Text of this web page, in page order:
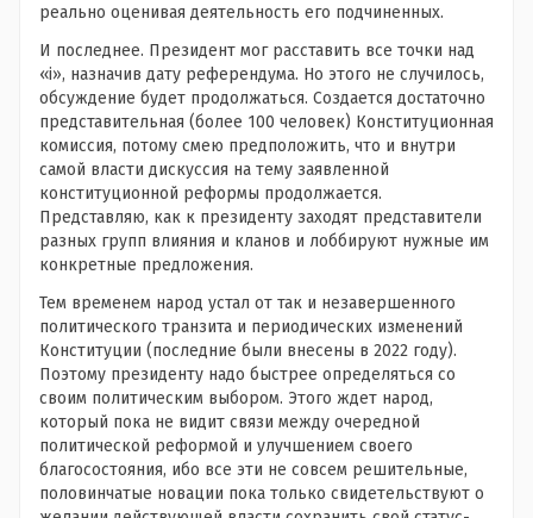
реально оценивая деятельность его подчиненных.
И последнее. Президент мог расставить все точки над
«i», назначив дату референдума. Но этого не случилось,
обсуждение будет продолжаться. Создается достаточно
представительная (более 100 человек) Конституционная
комиссия, потому смею предположить, что и внутри
самой власти дискуссия на тему заявленной
конституционной реформы продолжается.
Представляю, как к президенту заходят представители
разных групп влияния и кланов и лоббируют нужные им
конкретные предложения.
Тем временем народ устал от так и незавершенного
политического транзита и периодических изменений
Конституции (последние были внесены в 2022 году).
Поэтому президенту надо быстрее определяться со
своим политическим выбором. Этого ждет народ,
который пока не видит связи между очередной
политической реформой и улучшением своего
благосостояния, ибо все эти не совсем решительные,
половинчатые новации пока только свидетельствуют о